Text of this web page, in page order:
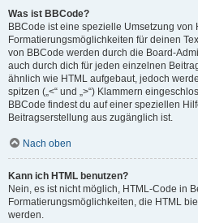
Was ist BBCode?
BBCode ist eine spezielle Umsetzung von
Formatierungsmöglichkeiten für deinen
von BBCode werden durch die Board-
auch durch dich für jeden einzelnen
ähnlich wie HTML aufgebaut, jedoch
spitzen („<“ und „>“) Klammern
BBCode findest du auf einer speziellen
Beitragserstellung aus zugänglich ist.
Nach oben
Kann ich HTML benutzen?
Nein, es ist nicht möglich, HTML-Code in
Formatierungsmöglichkeiten, die HTML
werden.